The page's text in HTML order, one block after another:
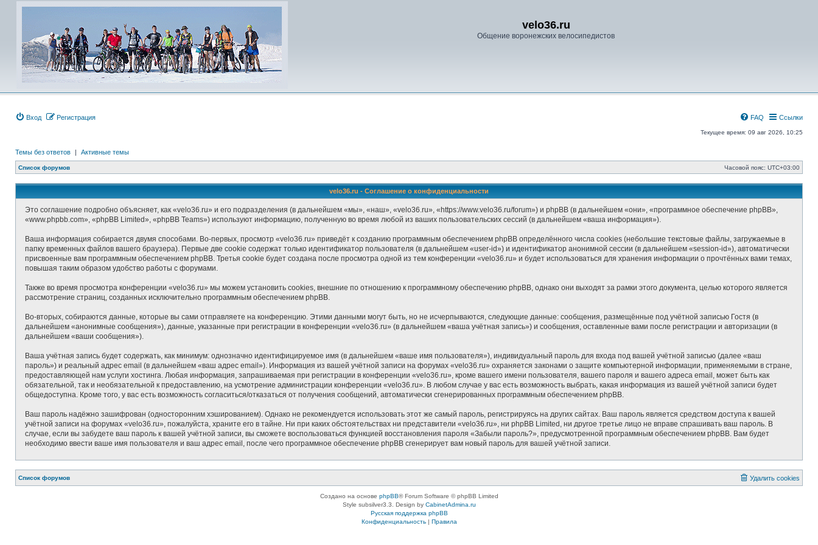
velo36.ru
Общение воронежских велосипедистов
Вход Регистрация Ссылки
FAQ
Текущее время: 09 авг 2026, 10:25
Темы без ответов | Активные темы
Список форумов Часовой пояс: UTC+03:00
velo36.ru - Соглашение о конфиденциальности
Это соглашение подробно объясняет, как «velo36.ru» и его подразделения (в дальнейшем «мы», «наш», «velo36.ru», «https://www.velo36.ru/forum») и phpBB (в дальнейшем «они», «программное обеспечение phpBB»,
«www.phpbb.com», «phpBB Limited», «phpBB Teams») используют информацию, полученную во время любой из ваших пользовательских сессий (в дальнейшем «ваша информация»).
Ваша информация собирается двумя способами. Во-первых, просмотр «velo36.ru» приведёт к созданию программным обеспечением phpBB определённого числа cookies (небольшие текстовые файлы, загружаемые в
папку временных файлов вашего браузера). Первые две cookie содержат только идентификатор пользователя (в дальнейшем «user-id») и идентификатор анонимной сессии (в дальнейшем «session-id»), автоматически
присвоенные вам программным обеспечением phpBB. Третья cookie будет создана после просмотра одной из тем конференции «velo36.ru» и будет использоваться для хранения информации о прочтённых вами темах,
повышая таким образом удобство работы с форумами.
Также во время просмотра конференции «velo36.ru» мы можем установить cookies, внешние по отношению к программному обеспечению phpBB, однако они выходят за рамки этого документа, целью которого является
рассмотрение страниц, созданных исключительно программным обеспечением phpBB.
Во-вторых, собираются данные, которые вы сами отправляете на конференцию. Этими данными могут быть, но не исчерпываются, следующие данные: сообщения, размещённые под учётной записью Гостя (в
дальнейшем «анонимные сообщения»), данные, указанные при регистрации в конференции «velo36.ru» (в дальнейшем «ваша учётная запись») и сообщения, оставленные вами после регистрации и авторизации (в
дальнейшем «ваши сообщения»).
Ваша учётная запись будет содержать, как минимум: однозначно идентифицируемое имя (в дальнейшем «ваше имя пользователя»), индивидуальный пароль для входа под вашей учётной записью (далее «ваш
пароль») и реальный адрес email (в дальнейшем «ваш адрес email»). Информация из вашей учётной записи на форумах «velo36.ru» охраняется законами о защите компьютерной информации, применяемыми в стране,
предоставляющей нам услуги хостинга. Любая информация, запрашиваемая при регистрации в конференции «velo36.ru», кроме вашего имени пользователя, вашего пароля и вашего адреса email, может быть как
обязательной, так и необязательной к предоставлению, на усмотрение администрации конференции «velo36.ru». В любом случае у вас есть возможность выбрать, какая информация из вашей учётной записи будет
общедоступна. Кроме того, у вас есть возможность согласиться/отказаться от получения сообщений, автоматически сгенерированных программным обеспечением phpBB.
Ваш пароль надёжно зашифрован (односторонним хэшированием). Однако не рекомендуется использовать этот же самый пароль, регистрируясь на других сайтах. Ваш пароль является средством доступа к вашей
учётной записи на форумах «velo36.ru», пожалуйста, храните его в тайне. Ни при каких обстоятельствах ни представители «velo36.ru», ни phpBB Limited, ни другое третье лицо не вправе спрашивать ваш пароль. В
случае, если вы забудете ваш пароль к вашей учётной записи, вы сможете воспользоваться функцией восстановления пароля «Забыли пароль?», предусмотренной программным обеспечением phpBB. Вам будет
необходимо ввести ваше имя пользователя и ваш адрес email, после чего программное обеспечение phpBB сгенерирует вам новый пароль для вашей учётной записи.
Список форумов Удалить cookies
Создано на основе phpBB® Forum Software © phpBB Limited
Style subsilver3.3. Design by CabinetAdmina.ru
Русская поддержка phpBB
Конфиденциальность| Правила